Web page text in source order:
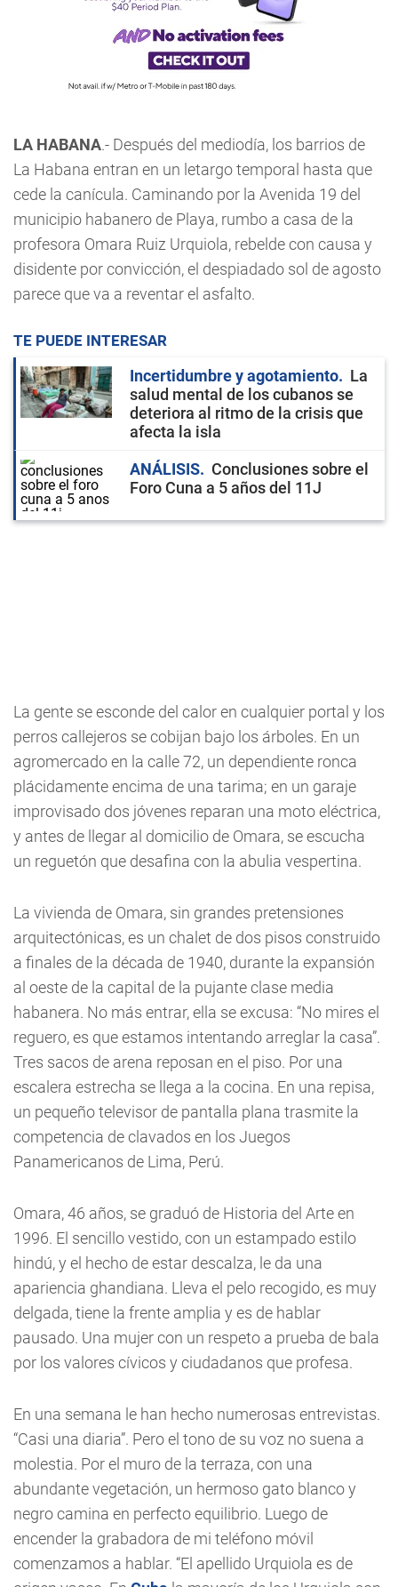
LA HABANA.- Después del mediodía, los barrios de
La Habana entran en un letargo temporal hasta que
cede la canícula. Caminando por la Avenida 19 del
municipio habanero de Playa, rumbo a casa de la
profesora Omara Ruiz Urquiola, rebelde con causa y
disidente por convicción, el despiadado sol de agosto
parece que va a reventar el asfalto.
TE PUEDE INTERESAR
Incertidumbre y agotamiento
La
salud mental de los cubanos se
deteriora al ritmo de la crisis que
afecta la isla
ANÁLISIS
Conclusiones sobre el
Foro Cuna a 5 años del 11J
La gente se esconde del calor en cualquier portal y los
perros callejeros se cobijan bajo los árboles. En un
agromercado en la calle 72, un dependiente ronca
plácidamente encima de una tarima; en un garaje
improvisado dos jóvenes reparan una moto eléctrica,
y antes de llegar al domicilio de Omara, se escucha
un reguetón que desafina con la abulia vespertina.
La vivienda de Omara, sin grandes pretensiones
arquitectónicas, es un chalet de dos pisos construido
a finales de la década de 1940, durante la expansión
al oeste de la capital de la pujante clase media
habanera. No más entrar, ella se excusa: “No mires el
reguero, es que estamos intentando arreglar la casa”.
Tres sacos de arena reposan en el piso. Por una
escalera estrecha se llega a la cocina. En una repisa,
un pequeño televisor de pantalla plana trasmite la
competencia de clavados en los Juegos
Panamericanos de Lima, Perú.
Omara, 46 años, se graduó de Historia del Arte en
1996. El sencillo vestido, con un estampado estilo
hindú, y el hecho de estar descalza, le da una
apariencia ghandiana. Lleva el pelo recogido, es muy
delgada, tiene la frente amplia y es de hablar
pausado. Una mujer con un respeto a prueba de bala
por los valores cívicos y ciudadanos que profesa.
En una semana le han hecho numerosas entrevistas.
“Casi una diaria”. Pero el tono de su voz no suena a
molestia. Por el muro de la terraza, con una
abundante vegetación, un hermoso gato blanco y
negro camina en perfecto equilibrio. Luego de
encender la grabadora de mi teléfono móvil
comenzamos a hablar. “El apellido Urquiola es de